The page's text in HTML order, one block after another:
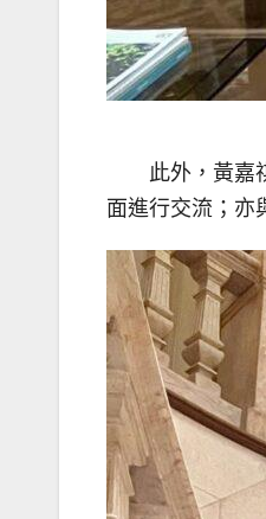
此外，黃嘉
面進行交流；亦